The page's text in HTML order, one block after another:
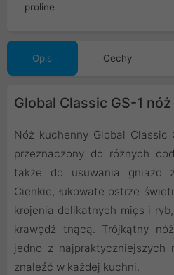
Opis Cechy
Global Classic GS-1
Nóż kuchenny Global Classic
przeznaczony do różnych
także do usuwania gniazd
Cienkie, łukowate ostrze
krojenia delikatnych mięs i
krawędź tnącą. Trójkątny
jedno z najpraktyczniejszych
znaleźć w każdej kuchni.